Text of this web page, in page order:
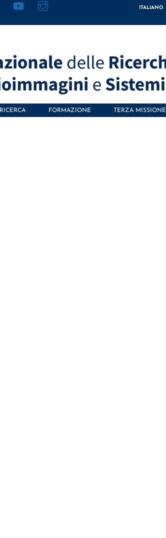
ITALIANO
RICERCA FORMAZIONE TERZA MISSIONE